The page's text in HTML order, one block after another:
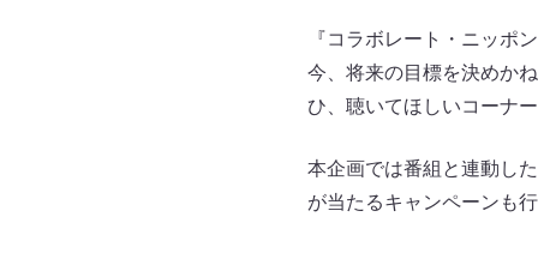
『コラボレート・ニッポ
今、将来の目標を決めか
ひ、聴いてほしいコーナ
本企画では番組と連動し
が当たるキャンペーンも